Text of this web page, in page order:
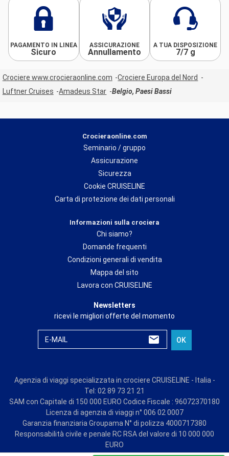
PAGAMENTO IN LINEA
Sicuro
ASSICURAZIONE
Annullamento
A TUA DISPOSIZIONE
7/7 g
Crociere www.crocieraonline.com
Crociere Europa del Nord
Luftner Cruises
Amadeus Star Belgio, Paesi Bassi
Crocieraonline.com
Seminario / gruppo
Assicurazione
Sicurezza
Cookie CRUISELINE
Carta di protezione dei dati personali
Informazioni sulla crociera
Chi siamo?
Domande frequenti
Condizioni generali di vendita
Mappa del sito
Lavora con CRUISELINE
Newsletters
ricevi le migliori offerte del momento
E-MAIL OK
Agenzia di viaggi specializzata in crociere CRUISELINE - Italia -
Tel: 02 89 73 21 21
SAM con Capitale di 150 000 EURO Codice Fiscale : 96072370180
Licenza di agenzia di viaggi n° 006 02 0007
Garanzia finanziaria Groupama N° di polizza 4000717380
Responsabilità civile e penale RC RSA del valore di 10 000 000
EURO